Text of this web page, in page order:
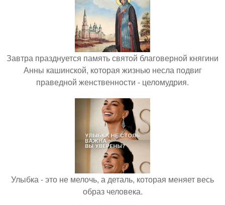
Завтра празднуется память святой благоверной княгини
Анны кашинской, которая жизнью несла подвиг
праведной женственности - целомудрия.
Улыбка - это не мелочь, а деталь, которая меняет весь
образ человека.